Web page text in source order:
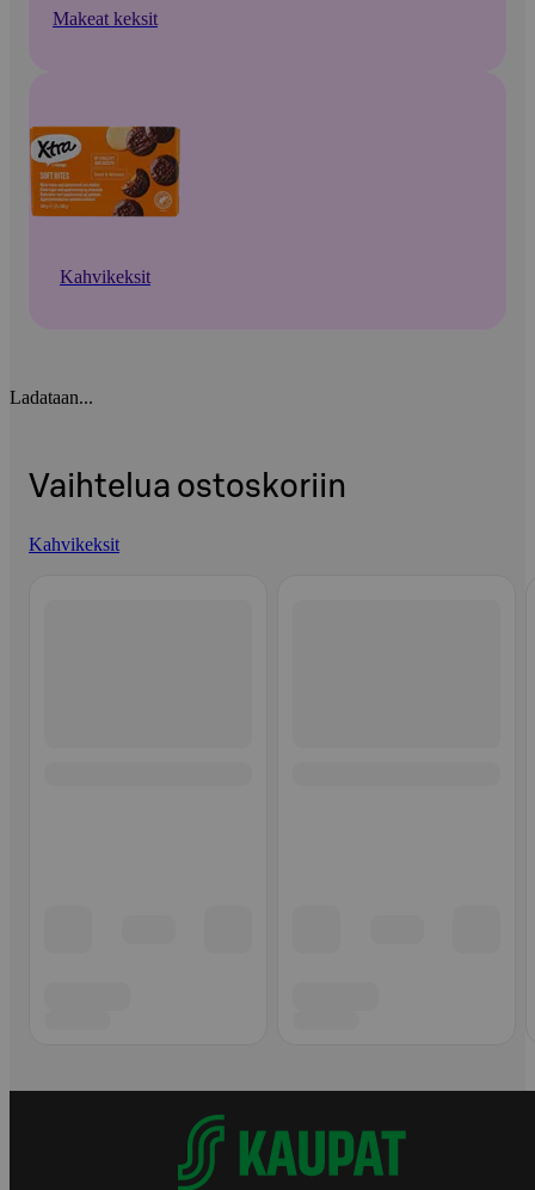
Makeat keksit
Kahvikeksit
Ladataan...
Vaihtelua ostoskoriin
Kahvikeksit